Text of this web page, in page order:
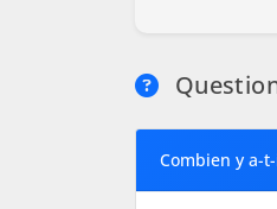
Combien y a-